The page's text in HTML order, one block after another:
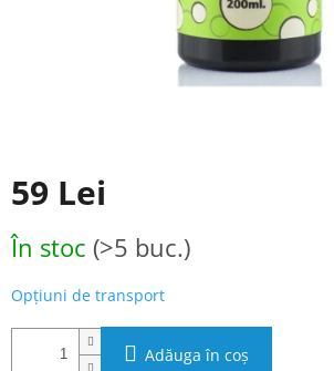
59 Lei
Evaluare
preţ:
În stoc (>5 buc.)
Opțiuni de transport
Adăuga în coş